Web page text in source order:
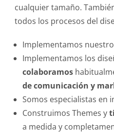
cualquier tamaño.
todos los procesos del
Implementamos
Implementamos los
colaboramos
de comunicación y
Somos especialistas en
Construimos Themes y
a medida y